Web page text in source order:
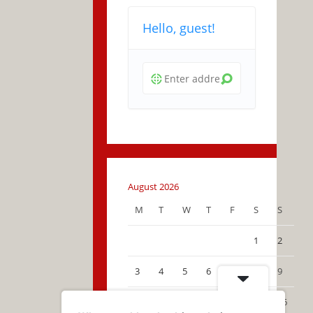
Hello, guest!
August 2026
M
T W T F S S
1 2
3 4 5 6 9
16